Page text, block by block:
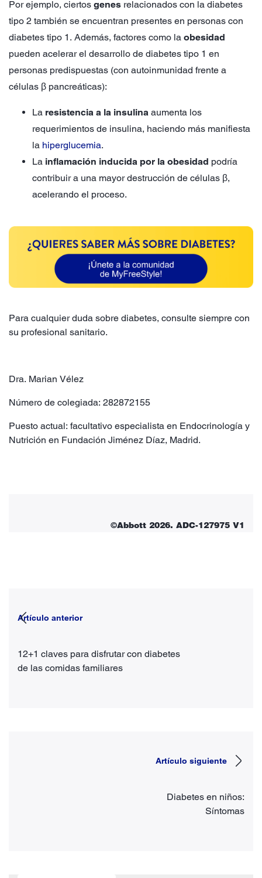
Por ejemplo, ciertos genes relacionados con la diabetes
tipo 2 también se encuentran presentes en personas con
diabetes tipo 1. Además, factores como la obesidad
pueden acelerar el desarrollo de diabetes tipo 1 en
personas predispuestas (con autoinmunidad frente a
células β pancreáticas):
La resistencia a la insulina aumenta los
requerimientos de insulina, haciendo más manifiesta
la hiperglucemia.
La inflamación inducida por la obesidad podría
contribuir a una mayor destrucción de células β,
acelerando el proceso.
Para cualquier duda sobre diabetes, consulte siempre con
su profesional sanitario.
Dra. Marian Vélez
Número de colegiada: 282872155
Puesto actual: facultativo especialista en Endocrinología y
Nutrición en Fundación Jiménez Díaz, Madrid.
©Abbott 2026. ADC-127975 V1
Artículo anterior
12+1 claves para disfrutar con diabetes
de las comidas familiares
Artículo siguiente
Diabetes en niños:
Síntomas